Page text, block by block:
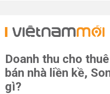
Doanh thu cho
bán nhà liền kề,
gì?